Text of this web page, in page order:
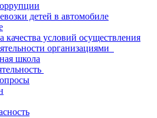
детей в автомобиле
качества условий осуществления
организациями
школа